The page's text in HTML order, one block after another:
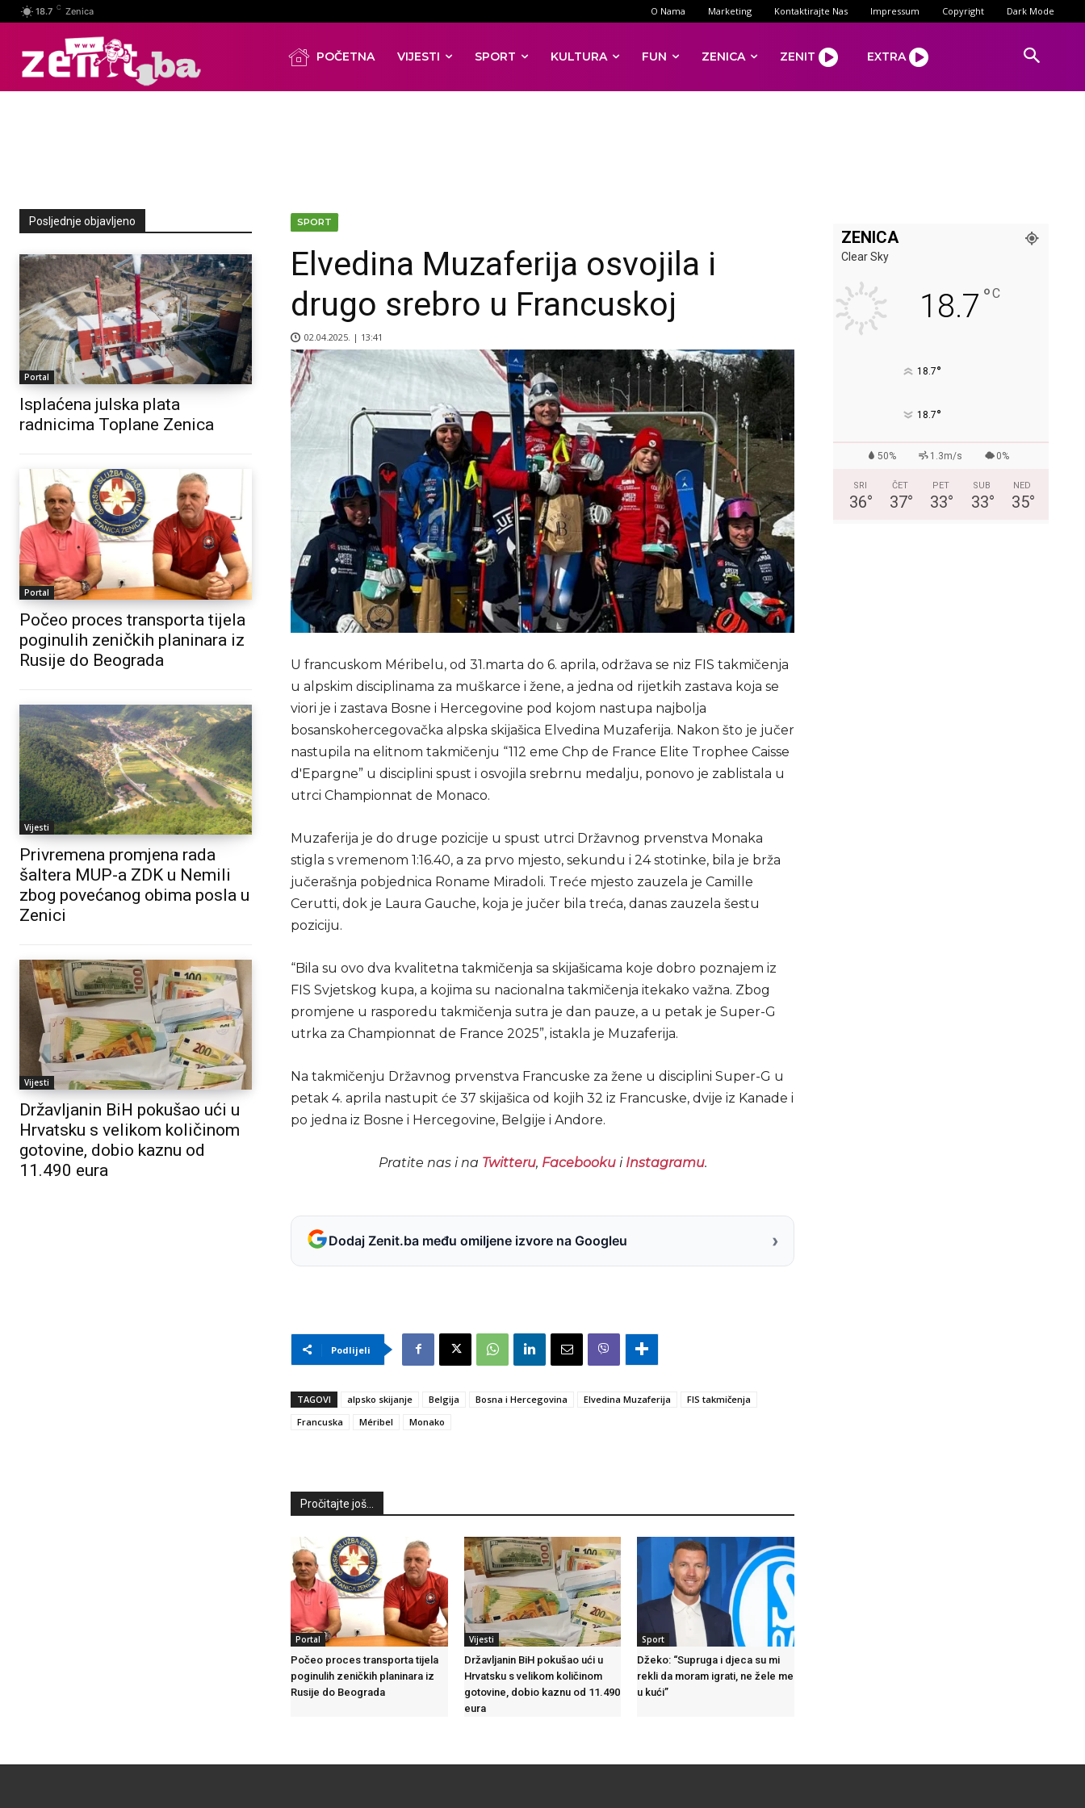
18.7 C Zenica O Nama Marketing Kontaktirajte Nas Impressum Copyright Dark Mode
POČETNA VIJESTI SPORT KULTURA FUN ZENICA ZENIT EXTRA
Posljednje objavljeno
Portal
Isplaćena julska plata
radnicima Toplane Zenica
Portal
Počeo proces transporta tijela
poginulih zeničkih planinara iz
Rusije do Beograda
Vijesti
Privremena promjena rada
šaltera MUP-a ZDK u Nemili
zbog povećanog obima posla u
Zenici
Vijesti
Državljanin BiH pokušao ući u
Hrvatsku s velikom količinom
gotovine, dobio kaznu od
11.490 eura
SPORT
Elvedina Muzaferija osvojila i
drugo srebro u Francuskoj
02.04.2025. | 13:41
U francuskom Méribelu, od 31.marta do 6. aprila, održava se niz FIS takmičenja
u alpskim disciplinama za muškarce i žene, a jedna od rijetkih zastava koja se
viori je i zastava Bosne i Hercegovine pod kojom nastupa najbolja
bosanskohercegovačka alpska skijašica Elvedina Muzaferija. Nakon što je jučer
nastupila na elitnom takmičenju “112 eme Chp de France Elite Trophee Caisse
d'Epargne” u disciplini spust i osvojila srebrnu medalju, ponovo je zablistala u
utrci Championnat de Monaco.
Muzaferija je do druge pozicije u spust utrci Državnog prvenstva Monaka
stigla s vremenom 1:16.40, a za prvo mjesto, sekundu i 24 stotinke, bila je brža
jučerašnja pobjednica Roname Miradoli. Treće mjesto zauzela je Camille
Cerutti, dok je Laura Gauche, koja je jučer bila treća, danas zauzela šestu
poziciju.
“Bila su ovo dva kvalitetna takmičenja sa skijašicama koje dobro poznajem iz
FIS Svjetskog kupa, a kojima su nacionalna takmičenja itekako važna. Zbog
promjene u rasporedu takmičenja sutra je dan pauze, a u petak je Super-G
utrka za Championnat de France 2025”, istakla je Muzaferija.
Na takmičenju Državnog prvenstva Francuske za žene u disciplini Super-G u
petak 4. aprila nastupit će 37 skijašica od kojih 32 iz Francuske, dvije iz Kanade i
po jedna iz Bosne i Hercegovine, Belgije i Andore.
Pratite nas i na Twitteru, Facebookui Instagramu.
Dodaj Zenit.ba među omiljene izvore na Googleu ›
Podlijeli
TAGOVI alpsko skijanje Belgija Bosna i Hercegovina Elvedina Muzaferija
FIS takmičenja
Francuska
Méribel Monako
Pročitajte još...
Portal
Počeo proces transporta tijela
poginulih zeničkih planinara iz
Rusije do Beograda
Vijesti
Državljanin BiH pokušao ući u
Hrvatsku s velikom količinom
gotovine, dobio kaznu od 11.490
eura
Sport
Džeko: “Supruga i djeca su mi
rekli da moram igrati, ne žele me
u kući”
ZENICA
Clear Sky
18.7 °C
18.7°
18.7°
50% 1.3m/s 0%
SRI
36°
ČET
37°
PET
33°
SUB
33°
NED
35°